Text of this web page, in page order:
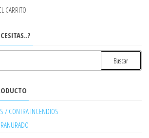
CARRITO.
/ CONTRA INCENDIOS